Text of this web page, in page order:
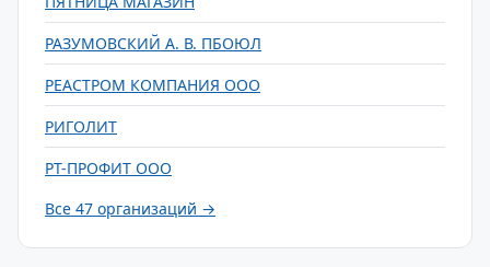
РАЗУМОВСКИЙ А. В. ПБОЮЛ
РЕАСТРОМ КОМПАНИЯ ООО
РИГОЛИТ
РТ-ПРОФИТ ООО
Все 47 организаций →